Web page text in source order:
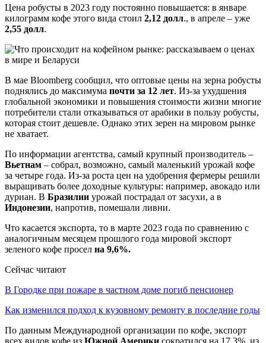
Цена робусты в 2023 году постоянно повышается: в январе
килограмм кофе этого вида стоил 2,12 долл., в апреле – уже
2,55 долл.
В мае Bloomberg сообщил, что оптовые цены на зерна робусты
поднялись до максимума почти за 12 лет. Из-за ухудшения
глобальной экономики и повышения стоимости жизни многие
потребители стали отказываться от арабики в пользу робусты,
которая стоит дешевле. Однако этих зерен на мировом рынке
не хватает.
По информации агентства, самый крупный производитель –
Вьетнам – собрал, возможно, самый маленький урожай кофе
за четыре года. Из-за роста цен на удобрения фермеры решили
выращивать более доходные культуры: например, авокадо или
дуриан. В Бразилии урожай пострадал от засухи, а в
Индонезии, напротив, помешали ливни.
Что касается экспорта, то в марте 2023 года по сравнению с
аналогичным месяцем прошлого года мировой экспорт
зеленого кофе просел на 9,6%.
Сейчас читают
В Городке при пожаре в частном доме погиб пенсионер
Как изменился подход к кузовному ремонту в последние годы
По данным Международной организации по кофе, экспорт
всех видов кофе из Южной Америки сократился на 17,3%, из